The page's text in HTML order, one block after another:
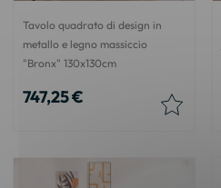
Tavolo quadrato di design in
metallo e legno massiccio
"Bronx" 130x130cm
747,25 €